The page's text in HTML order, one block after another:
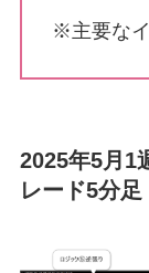
※主要なイ
2025年5月1
レード5分足